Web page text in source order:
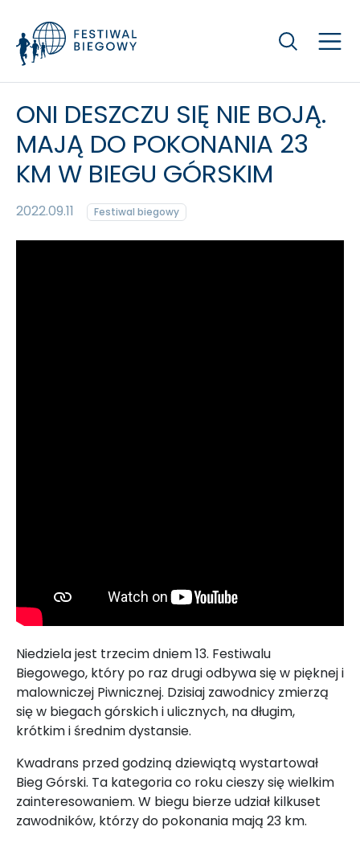
Szukaj
ONI DESZCZU SIĘ NIE BOJĄ.
MAJĄ DO POKONANIA 23
KM W BIEGU GÓRSKIM
2022.09.11 Festiwal biegowy
Niedziela jest trzecim dniem 13. Festiwalu
Biegowego, który po raz drugi odbywa się w pięknej i
malowniczej Piwnicznej. Dzisiaj zawodnicy zmierzą
się w biegach górskich i ulicznych, na długim,
krótkim i średnim dystansie.
Kwadrans przed godziną dziewiątą wystartował
Bieg Górski. Ta kategoria co roku cieszy się wielkim
zainteresowaniem. W biegu bierze udział kilkuset
zawodników, którzy do pokonania mają 23 km.